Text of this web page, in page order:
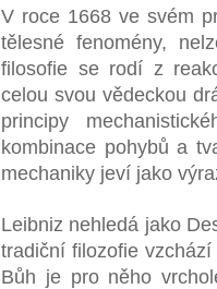
V roce 1668 ve svém
tělesné fenomény,
filosofie se rodí z
celou svou vědeckou
principy
kombinace pohybů a
mechaniky jeví jako
Leibniz nehledá jako
tradiční filozofie
Bůh je pro něho